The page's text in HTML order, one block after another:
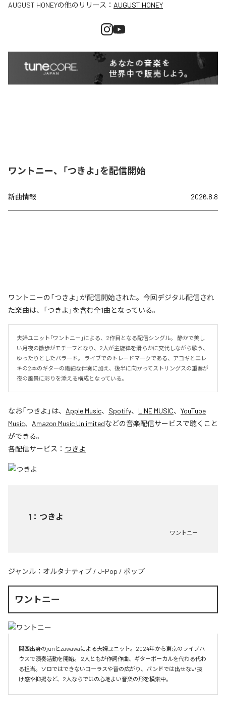
AUGUST HONEYの他のリリース： AUGUST HONEY
ワントニー、「つきよ」を配信開始
新曲情報 2026.8.8
ワントニーの「つきよ」が配信開始された。今回デジタル配信され
た楽曲は、「つきよ」を含む全1曲となっている。
夫婦ユニット「ワントニー」による、2作目となる配信シングル。 静かで美し
い月夜の散歩がモチーフとなり、2人が主旋律を滑らかに交代しながら歌う、
ゆったりとしたバラード。 ライブでのトレードマークである、アコギとエレ
キの2本のギターの繊細な伴奏に加え、後半に向かってストリングスの重奏が
夜の風景に彩りを添える構成となっている。
なお「つきよ 」は、 Apple Music、 Spotify、 LINE MUSIC、 YouTube
Music、 Amazon Music Unlimitedなどの音楽配信サービスで聴くこと
ができる。
各配信サービス： つきよ
1 ： つきよ
ワントニー
ジャンル： オルタナティブ / J-Pop / ポップ
ワントニー
関西出身のjunとzawawaによる夫婦ユニット。2024年から東京のライブハ
ウスで演奏活動を開始。 2人ともが作詞作曲、ギターボーカルを代わる代わ
る担当。ソロではできないコーラスや音の広がり、バンドでは出せない抜
け感や抑揚など、2人ならではの心地よい音楽の形を模索中。